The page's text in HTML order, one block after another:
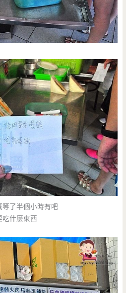
了半個小時有吧
什麼東西